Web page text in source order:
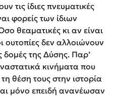
τις ίδιες πνευματικές
φορείς των ίδιων
θεαματικές κι αν είναι
ουτοπίες δεν αλλοιώνουν
δομές της Δύσης. Παρ’
κινήματα που
θέση τους στην ιστορία
μόνο επειδή ανανέωσαν